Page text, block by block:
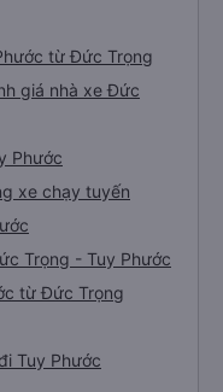
từ Đức Trọng
giá nhà xe Đức
Phước
xe chạy tuyến
Trọng - Tuy Phước
từ Đức Trọng
Tuy Phước